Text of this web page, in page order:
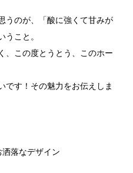
うのが、「酸に強くて甘みが
うこと。
、この度とうとう、このホー
です！その魅力をお伝えしま
落なデザイン